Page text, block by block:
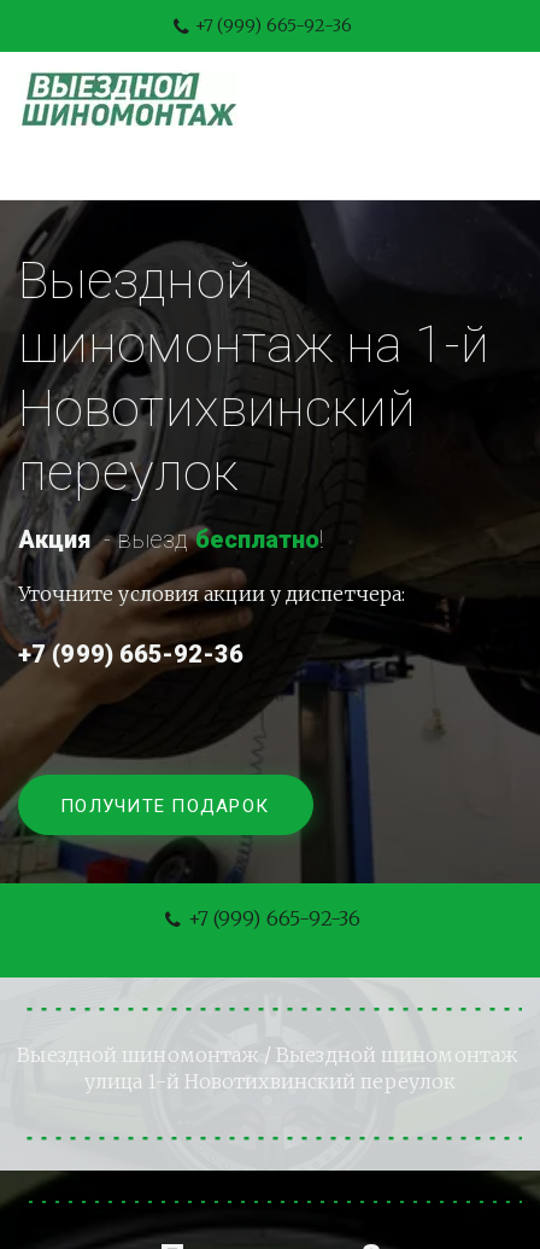
+7 (999) 665-92-36
Выездной
шиномонтаж на 1-й
Новотихвинский
переулок
Акция - выезд бесплатно!
Уточните условия акции у диспетчера:
+7 (999) 665-92-36
ПОЛУЧИТЕ ПОДАРОК
+7 (999) 665-92-36
Выездной шиномонтаж / Выездной шиномонтаж
улица 1-й Новотихвинский переулок